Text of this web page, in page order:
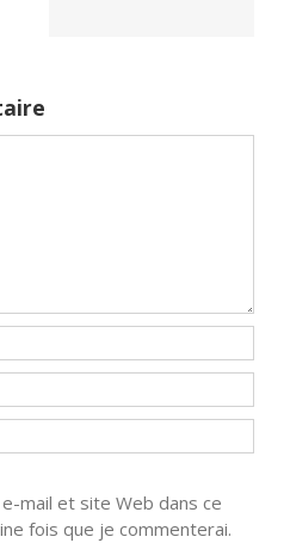
mail et site Web dans ce
fois que je commenterai.